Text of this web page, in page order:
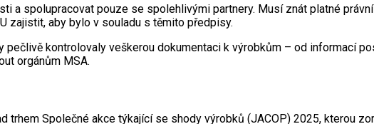
a spolupracovat pouze se spolehlivými partnery. Musí znát platné
zajistit, aby bylo v souladu s těmito předpisy.
kontrolovaly veškerou dokumentaci k výrobkům – od informací
orgánům MSA.
trhem Společné akce týkající se shody výrobků (JACOP) 2025, kterou